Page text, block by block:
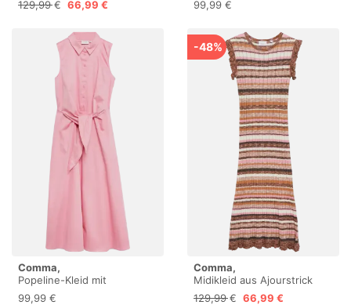
129,99 € 66,99 € 99,99 €
Comma,
Popeline-Kleid mit
Schleifen-Detail
99,99 €
-48%
Comma,
Midikleid aus Ajourstrick
129,99 € 66,99 €